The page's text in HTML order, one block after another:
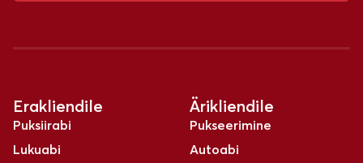
Erakliendile
Puksiirabi
Lukuabi
Ärikliendile
Pukseerimine
Autoabi